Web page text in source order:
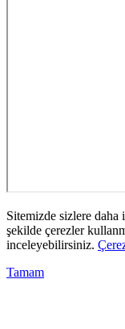
Sitemizde sizlere
şekilde çerezler
inceleyebilirsiniz.
Tamam